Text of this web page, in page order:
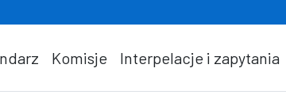
Komisje Interpelacje i zapytania